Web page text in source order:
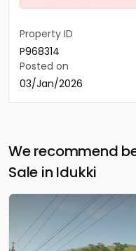
Property ID
P968314
Posted on
03/Jan/2026
We recommend
Sale in Idukki